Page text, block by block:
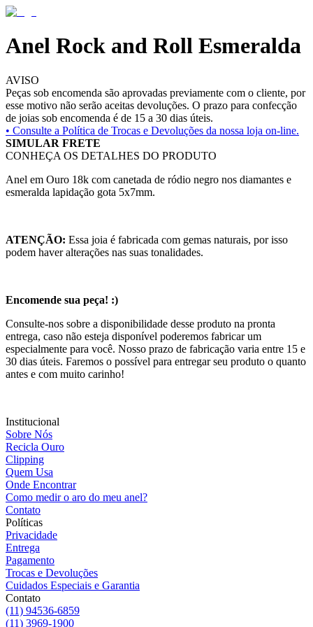
Anel Rock and Roll Esmeralda
AVISO
Peças sob encomenda são aprovadas previamente com o cliente, por
esse motivo não serão aceitas devoluções. O prazo para confecção
de joias sob encomenda é de 15 a 30 dias úteis.
• Consulte a Política de Trocas e Devoluções da nossa loja on-line.
SIMULAR FRETE
CONHEÇA OS DETALHES DO PRODUTO
Anel em Ouro 18k com canetada de ródio negro nos diamantes e
esmeralda lapidação gota 5x7mm.
ATENÇÃO: Essa joia é fabricada com gemas naturais, por isso
podem haver alterações nas suas tonalidades.
Encomende sua peça! :)
Consulte-nos sobre a disponibilidade desse produto na pronta
entrega, caso não esteja disponível poderemos fabricar um
especialmente para você. Nosso prazo de fabricação varia entre 15 e
30 dias úteis. Faremos o possível para entregar seu produto o quanto
antes e com muito carinho!
Institucional
Sobre Nós
Recicla Ouro
Clipping
Quem Usa
Onde Encontrar
Como medir o aro do meu anel?
Contato
Políticas
Privacidade
Entrega
Pagamento
Trocas e Devoluções
Cuidados Especiais e Garantia
Contato
(11) 94536-6859
(11) 3969-1900